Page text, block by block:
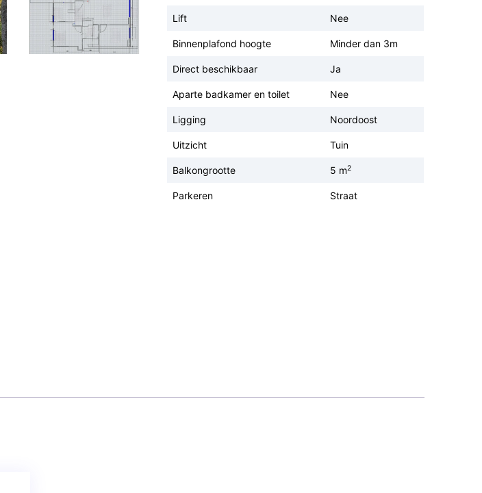
Lift Nee
Binnenplafond hoogte Minder dan 3m
Direct beschikbaar Ja
Aparte badkamer en toilet Nee
Ligging Noordoost
Uitzicht Tuin
Balkongrootte 5 m2
Parkeren Straat